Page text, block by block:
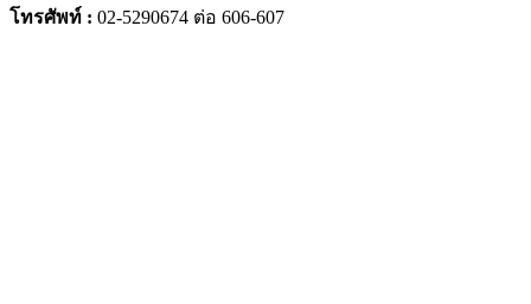
โทรศัพท์ : 02-5290674 ต่อ 606-607